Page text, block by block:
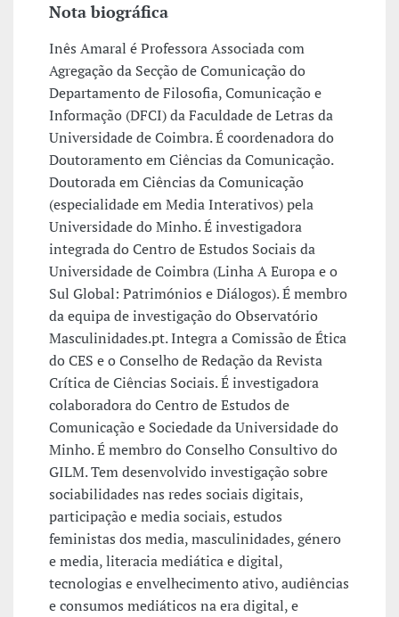
Nota biográfica
Inês Amaral é Professora Associada com
Agregação da Secção de Comunicação do
Departamento de Filosofia, Comunicação e
Informação (DFCI) da Faculdade de Letras da
Universidade de Coimbra. É coordenadora do
Doutoramento em Ciências da Comunicação.
Doutorada em Ciências da Comunicação
(especialidade em Media Interativos) pela
Universidade do Minho. É investigadora
integrada do Centro de Estudos Sociais da
Universidade de Coimbra (Linha A Europa e o
Sul Global: Patrimónios e Diálogos). É membro
da equipa de investigação do Observatório
Masculinidades.pt. Integra a Comissão de Ética
do CES e o Conselho de Redação da Revista
Crítica de Ciências Sociais. É investigadora
colaboradora do Centro de Estudos de
Comunicação e Sociedade da Universidade do
Minho. É membro do Conselho Consultivo do
GILM. Tem desenvolvido investigação sobre
sociabilidades nas redes sociais digitais,
participação e media sociais, estudos
feministas dos media, masculinidades, género
e media, literacia mediática e digital,
tecnologias e envelhecimento ativo, audiências
e consumos mediáticos na era digital, e